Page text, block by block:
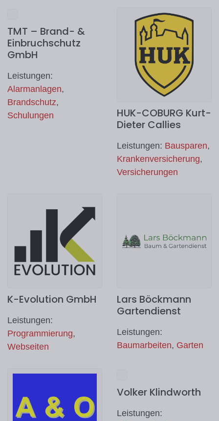
TMT – Brand- &
Einbruchschutz
GmbH
Leistungen:
Alarmanlagen,
Brandschutz,
Schulungen
HUK-COBURG Kurt-
Dieter Callies
Leistungen: Bausparen,
Krankenversicherung,
Versicherungen
K-Evolution GmbH
Leistungen:
Programmierung,
Webseiten
Lars Böckmann
Gartendienst
Leistungen:
Baumarbeiten, Garten
Volker Klindworth
Leistungen: